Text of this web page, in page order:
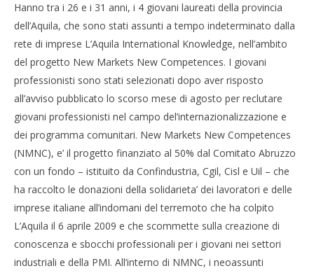
NOW VIEWING
Rete Imprese L’Aquila assume 4 giovani laureati
03/12/2012
Redazione
Hanno tra i 26 e i 31 anni, i 4 giovani laureati della provincia
dell’Aquila, che sono stati assunti a tempo indeterminato dalla
rete di imprese L’Aquila International Knowledge, nell’ambito
del progetto New Markets New Competences. I giovani
professionisti sono stati selezionati dopo aver risposto
all’avviso pubblicato lo scorso mese di agosto per reclutare
giovani professionisti nel campo del’internazionalizzazione e
dei programma comunitari. New Markets New Competences
(NMNC), e’ il progetto finanziato al 50% dal Comitato Abruzzo
con un fondo – istituito da Confindustria, Cgil, Cisl e Uil – che
ha raccolto le donazioni della solidarieta’ dei lavoratori e delle
imprese italiane all’indomani del terremoto che ha colpito
L’Aquila il 6 aprile 2009 e che scommette sulla creazione di
conoscenza e sbocchi professionali per i giovani nei settori
industriali e della PMI. All’interno di NMNC, i neoassunti